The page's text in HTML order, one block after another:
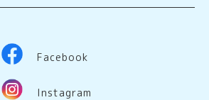
Facebook
Instagram